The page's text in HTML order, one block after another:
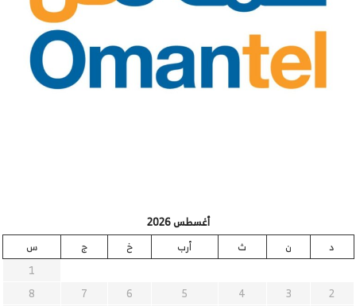
أغسطس 2026
د
ن ث أرب خ ج
س
1
2
3
4
5
6
7
8